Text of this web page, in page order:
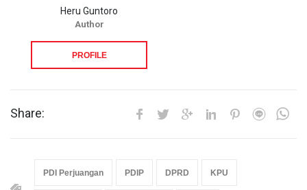
Heru Guntoro
Author
PROFILE
Share:
PDI Perjuangan PDIP DPRD KPU